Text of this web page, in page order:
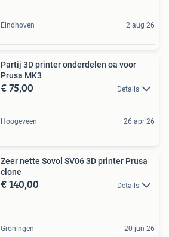
Eindhoven 2 aug 26
Partij 3D printer onderdelen oa voor
Prusa MK3
€ 75,00 Details
Hoogeveen 26 apr 26
Zeer nette Sovol SV06 3D printer Prusa
clone
€ 140,00 Details
Groningen 20 jun 26